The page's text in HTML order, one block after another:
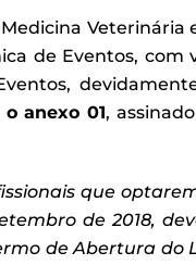
Medicina
de Eventos,
anexo 01,
que
de 2018,
de Abertura do